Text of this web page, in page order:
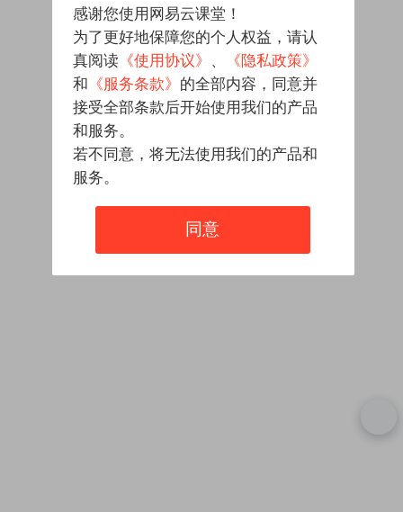
感谢您使用网易云课堂！
为了更好地保障您的个人权益，请认
真阅读 《使用协议》 、
《隐私政策》
和 《服务条款》 的全部内容，同意并
接受全部条款后开始使用我们的产品
和服务。
若不同意，将无法使用我们的产品和
服务。
同意